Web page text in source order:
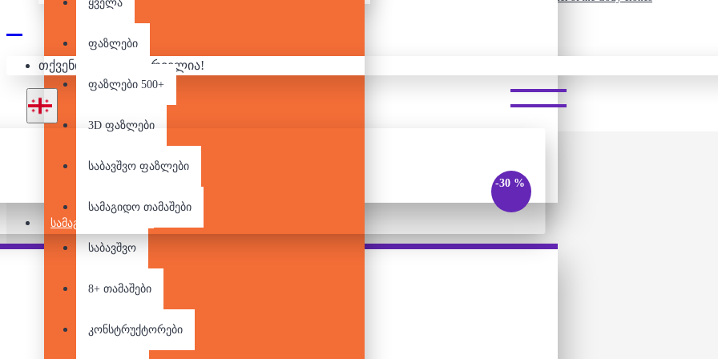
ᲡᲐᲛᲐᲒᲘᲓᲝ ᲗᲐᲛᲐᲨᲔᲑᲘ
ყველა
ფაზლები
ფაზლები 500+
3D ფაზლები
საბავშვო ფაზლები
სამაგიდო თამაშები
საბავშვო
8+ თამაშები
კონსტრუქტორები
თქვენი კალათა ცარიელია!ᲚᲔᲒᲝ - BRICKHEADZ - COMMANDER OF THE
-30 %
Pair it With